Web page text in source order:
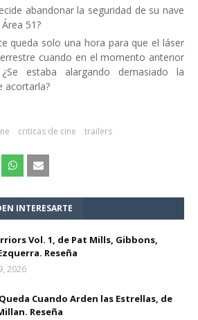
abandonar la seguridad de su nave
51?
queda solo una hora para que el láser
cuando en el momento anterior
estaba alargando demasiado la
acortarla?
criticas de cine trailers
INTERESARTE
Vol. 1, de Pat Mills, Gibbons,
Reseña
2026
Cuando Arden las Estrellas, de
Reseña